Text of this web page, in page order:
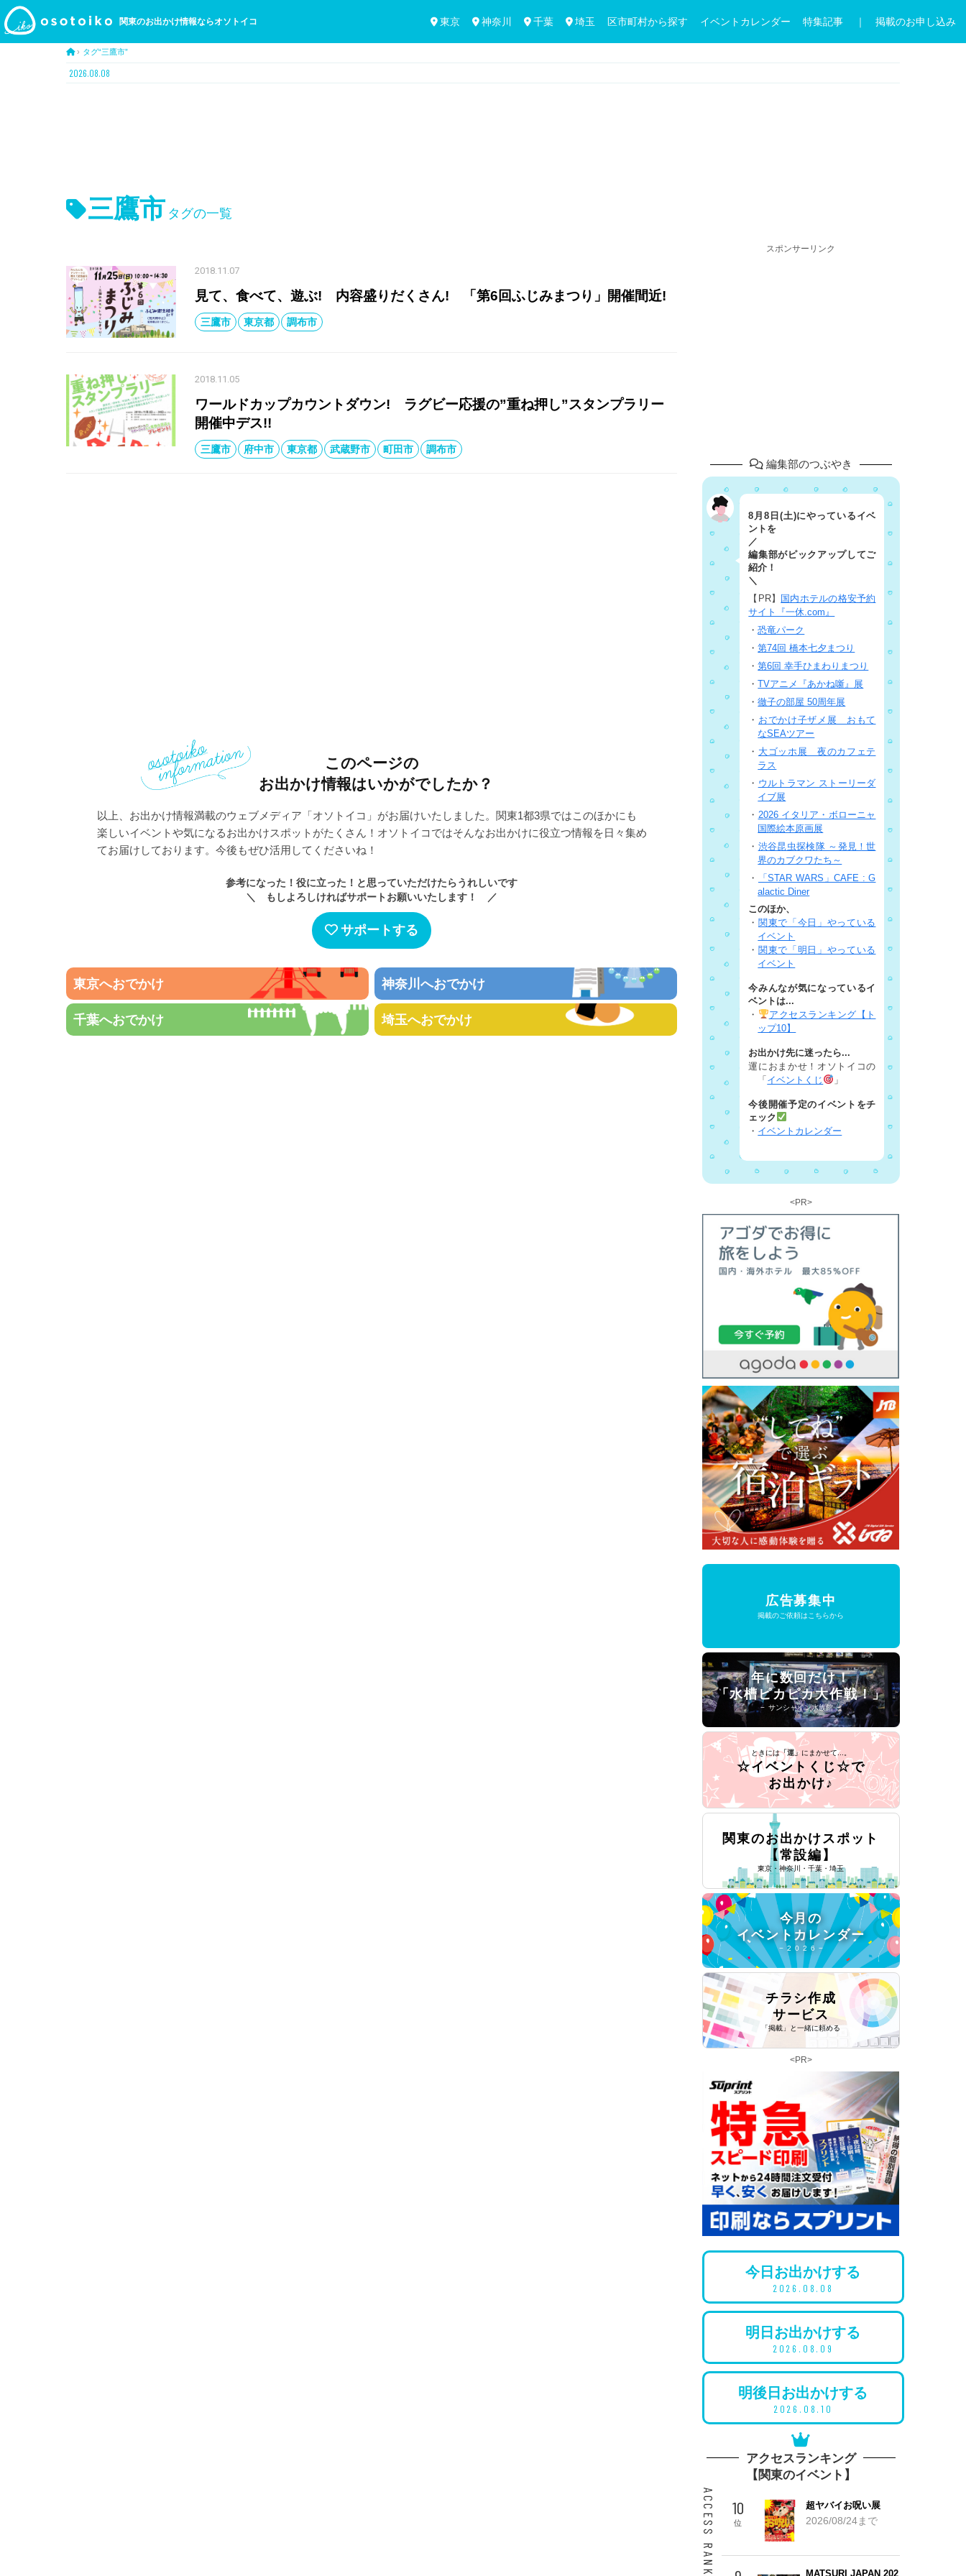
関東のお出かけ情報ならオソトイコ 東京 神奈川 千葉 埼玉 区市町村から探す イベントカレンダー 特集記事 ｜ 掲載のお申し込み
› タグ“三鷹市”
2026.08.08
三鷹市 タグの一覧
2018.11.07
見て、食べて、遊ぶ! 内容盛りだくさん! 「第6回ふじみまつり」開催間近!
三鷹市 東京都 調布市
2018.11.05
ワールドカップカウントダウン! ラグビー応援の”重ね押し”スタンプラリー
開催中デス!!
三鷹市 府中市 東京都 武蔵野市 町田市 調布市
このページの
お出かけ情報はいかがでしたか？
以上、お出かけ情報満載のウェブメディア「オソトイコ」がお届けいたしました。関東1都3県ではこのほかにも
楽しいイベントや気になるお出かけスポットがたくさん！オソトイコではそんなお出かけに役立つ情報を日々集め
てお届けしております。今後もぜひ活用してくださいね！
参考になった！役に立った！と思っていただけたらうれしいです
＼ もしよろしければサポートお願いいたします！ ／
サポートする
東京へおでかけ 神奈川へおでかけ
千葉へおでかけ 埼玉へおでかけ
スポンサーリンク
編集部のつぶやき
8月8日(土)にやっているイベ
ントを
／
編集部がピックアップしてご
紹介！
＼
【PR】
国内ホテルの格安予約
サイト『一休.com』
・恐竜パーク
・第74回 橋本七夕まつり
・第6回 幸手ひまわりまつり
・TVアニメ『あかね噺』展
・徹子の部屋 50周年展
・ おでかけ子ザメ展 おもて
なSEAツアー
・ 大ゴッホ展 夜のカフェテ
ラス
・ ウルトラマン ストーリーダ
イブ展
・ 2026 イタリア・ボローニャ
国際絵本原画展
・ 渋谷昆虫探検隊 ～発見！世
界のカブクワたち～
・
「STAR WARS」CAFE : G
alactic Diner
このほか、
・ 関東で「今日」やっている
イベント
・ 関東で「明日」やっている
イベント
今みんなが気になっているイ
ベントは...
・
アクセスランキング【ト
ップ10】
お出かけ先に迷ったら...
運におまかせ！オソトイコの
「 イベントくじ 」
今後開催予定のイベントをチ
ェック
・ イベントカレンダー
<PR>
広告募集中
掲載のご依頼はこちらから
年に数回だけ！
「水槽ピカピカ大作戦！」
− サンシャイン水族館 −
ときには「運」 にまかせて...。
☆イベントくじ☆で
お出かけ♪
関東のお出かけスポット
【常設編】
東京・神奈川・千葉・埼玉
今月の
イベントカレンダー
− 2 0 2 6 −
チラシ作成
サービス
「掲載」と一緒に頼める
<PR>
今日 お出かけする
2026.08.08
明日 お出かけする
2026.08.09
明後日 お出かけする
2026.08.10
アクセスランキング
【関東のイベント】
10
位
超ヤバイお呪い展
2026/08/24まで
MATSURI JAPAN 202